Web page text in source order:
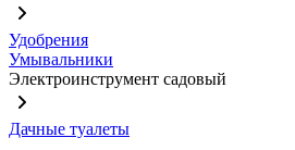
Удобрения
Умывальники
Электроинструмент садовый
Дачные туалеты